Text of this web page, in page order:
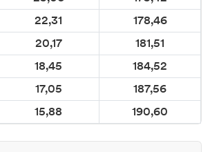
22,31
178,46
20,17
181,51
18,45
184,52
17,05
187,56
15,88 190,60